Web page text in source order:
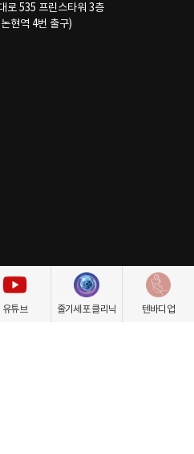
로 535 프린스타워 3층
현역 4번 출구)
관 환자권리장전 비급여항목
유튜브 줄기세포 클리닉 텐바디업